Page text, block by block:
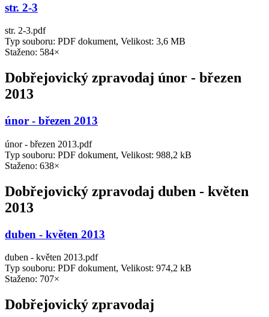
str. 2-3
str. 2-3.pdf
Typ souboru: PDF dokument, Velikost: 3,6 MB
Staženo: 584×
Dobřejovický zpravodaj únor - březen
2013
únor - březen 2013
únor - březen 2013.pdf
Typ souboru: PDF dokument, Velikost: 988,2 kB
Staženo: 638×
Dobřejovický zpravodaj duben - květen
2013
duben - květen 2013
duben - květen 2013.pdf
Typ souboru: PDF dokument, Velikost: 974,2 kB
Staženo: 707×
Dobřejovický zpravodaj